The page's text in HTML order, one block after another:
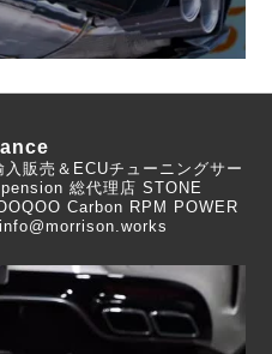
販売＆ECUチューニングサー
総代理店 STONE
Carbon RPM POWER
info@morrison.works